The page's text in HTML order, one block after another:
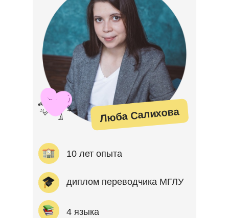
10 лет опыта
Люба Салихова
4 языка
диплом переводчика МГЛУ